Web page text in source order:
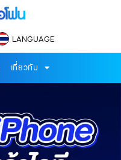
LANGUAGE
เกี่ยวกับ